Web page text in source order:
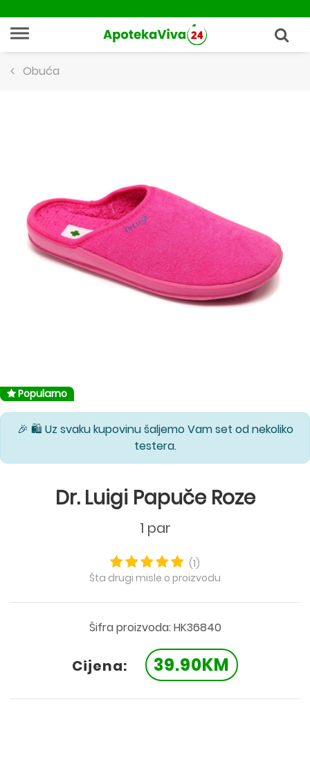
Obuća
Popularno
🎉 🛍️ Uz svaku kupovinu šaljemo Vam set od nekoliko
testera.
Dr. Luigi Papuče Roze
1 par
(1)
Šta drugi misle o proizvodu
Šifra proizvoda: HK36840
Cijena: 39.90KM